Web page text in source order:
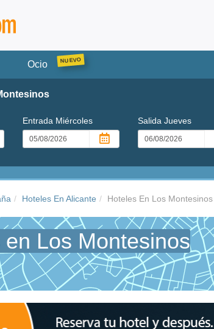
Ocio
Entrada Miércoles SalidaJueves
Hoteles En Alicante Hoteles En Los Montesinos
en Los Montesinos